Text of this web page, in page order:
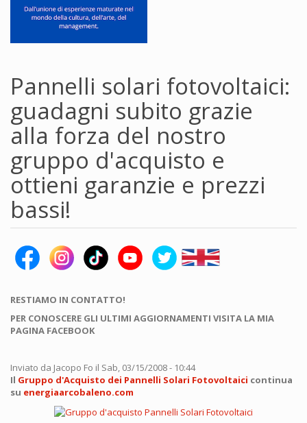
Pannelli solari fotovoltaici:
guadagni subito grazie
alla forza del nostro
gruppo d'acquisto e
ottieni garanzie e prezzi
bassi!
RESTIAMO IN CONTATTO!
PER CONOSCERE GLI ULTIMI AGGIORNAMENTI VISITA LA MIA
PAGINA FACEBOOK
Inviato da Jacopo Fo il Sab, 03/15/2008 - 10:44
Il Gruppo d'Acquisto dei Pannelli Solari Fotovoltaici continua
su energiaarcobaleno.com